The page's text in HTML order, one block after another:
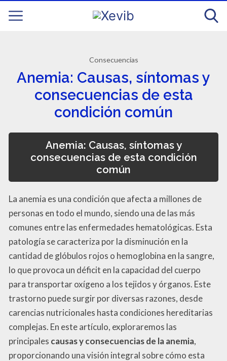
Consecuencias
Anemia: Causas, síntomas y
consecuencias de esta
condición común
Anemia: Causas, síntomas y
consecuencias de esta condición
común
La anemia es una condición que afecta a millones de
personas en todo el mundo, siendo una de las más
comunes entre las enfermedades hematológicas. Esta
patología se caracteriza por la disminución en la
cantidad de glóbulos rojos o hemoglobina en la sangre,
lo que provoca un déficit en la capacidad del cuerpo
para transportar oxígeno a los tejidos y órganos. Este
trastorno puede surgir por diversas razones, desde
carencias nutricionales hasta condiciones hereditarias
complejas. En este artículo, exploraremos las
principales causas y consecuencias de la anemia,
proporcionando una visión integral sobre cómo esta